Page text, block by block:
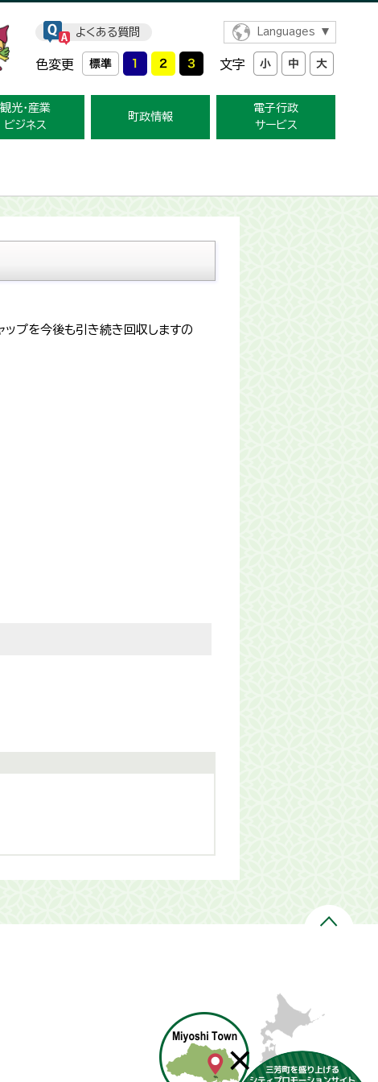
よくある質問 Languages
色変更 文字
観光・産業
ビジネス
町政情報
電子行政
サービス
ップを今後も引き続き回収しますの